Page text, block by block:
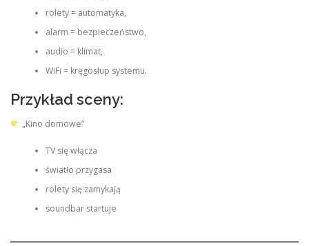
rolety = automatyka,
alarm = bezpieczeństwo,
audio = klimat,
WiFi = kręgosłup systemu.
Przykład sceny:
„Kino domowe”
TV się włącza
światło przygasa
rolety się zamykają
soundbar startuje